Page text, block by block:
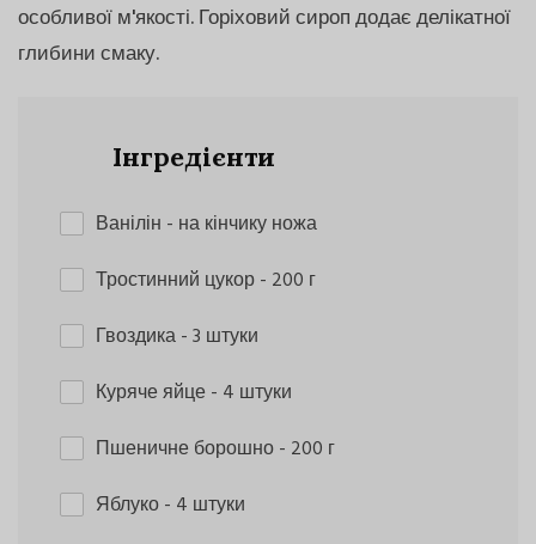
особливої м'якості. Горіховий сироп додає делікатної
глибини смаку.
Інгредієнти
Ванілін - на кінчику ножа
Тростинний цукор- 200 г
Гвоздика- 3 штуки
Куряче яйце- 4 штуки
Пшеничне борошно- 200 г
Яблуко- 4 штуки